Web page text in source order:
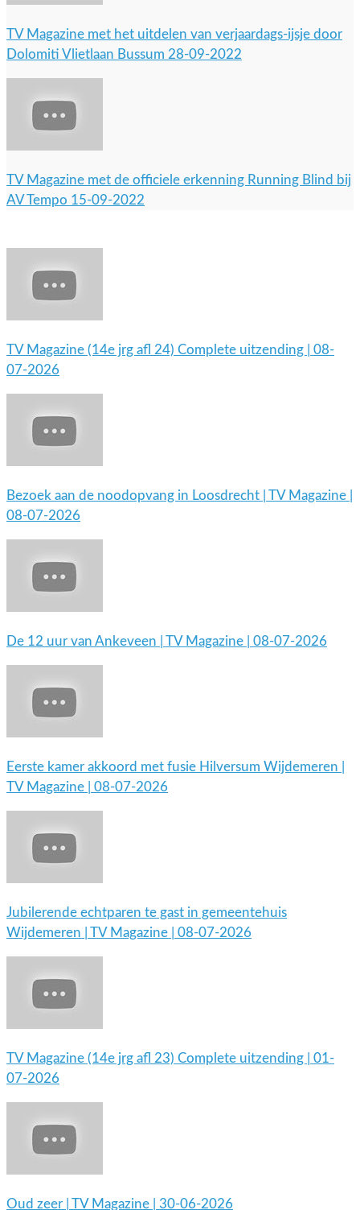
TV Magazine met het uitdelen van verjaardags-ijsje door
Dolomiti Vlietlaan Bussum 28-09-2022
TV Magazine met de officiele erkenning Running Blind bij
AV Tempo 15-09-2022
TV Magazine (14e jrg afl 24) Complete uitzending | 08-
07-2026
Bezoek aan de noodopvang in Loosdrecht | TV Magazine |
08-07-2026
De 12 uur van Ankeveen | TV Magazine | 08-07-2026
Eerste kamer akkoord met fusie Hilversum Wijdemeren |
TV Magazine | 08-07-2026
Jubilerende echtparen te gast in gemeentehuis
Wijdemeren | TV Magazine | 08-07-2026
TV Magazine (14e jrg afl 23) Complete uitzending | 01-
07-2026
Oud zeer | TV Magazine | 30-06-2026